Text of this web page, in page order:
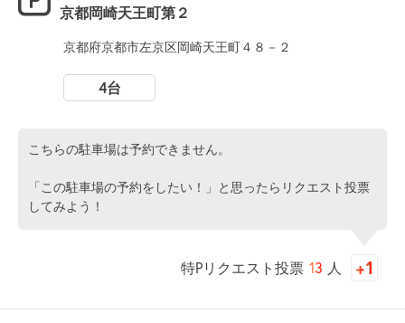
京都岡崎天王町第２
京都府京都市左京区岡崎天王町４８－２
4台
こちらの駐車場は予約できません。
「この駐車場の予約をしたい！」と思ったらリクエスト投票
してみよう！
特Pリクエスト投票 13 人